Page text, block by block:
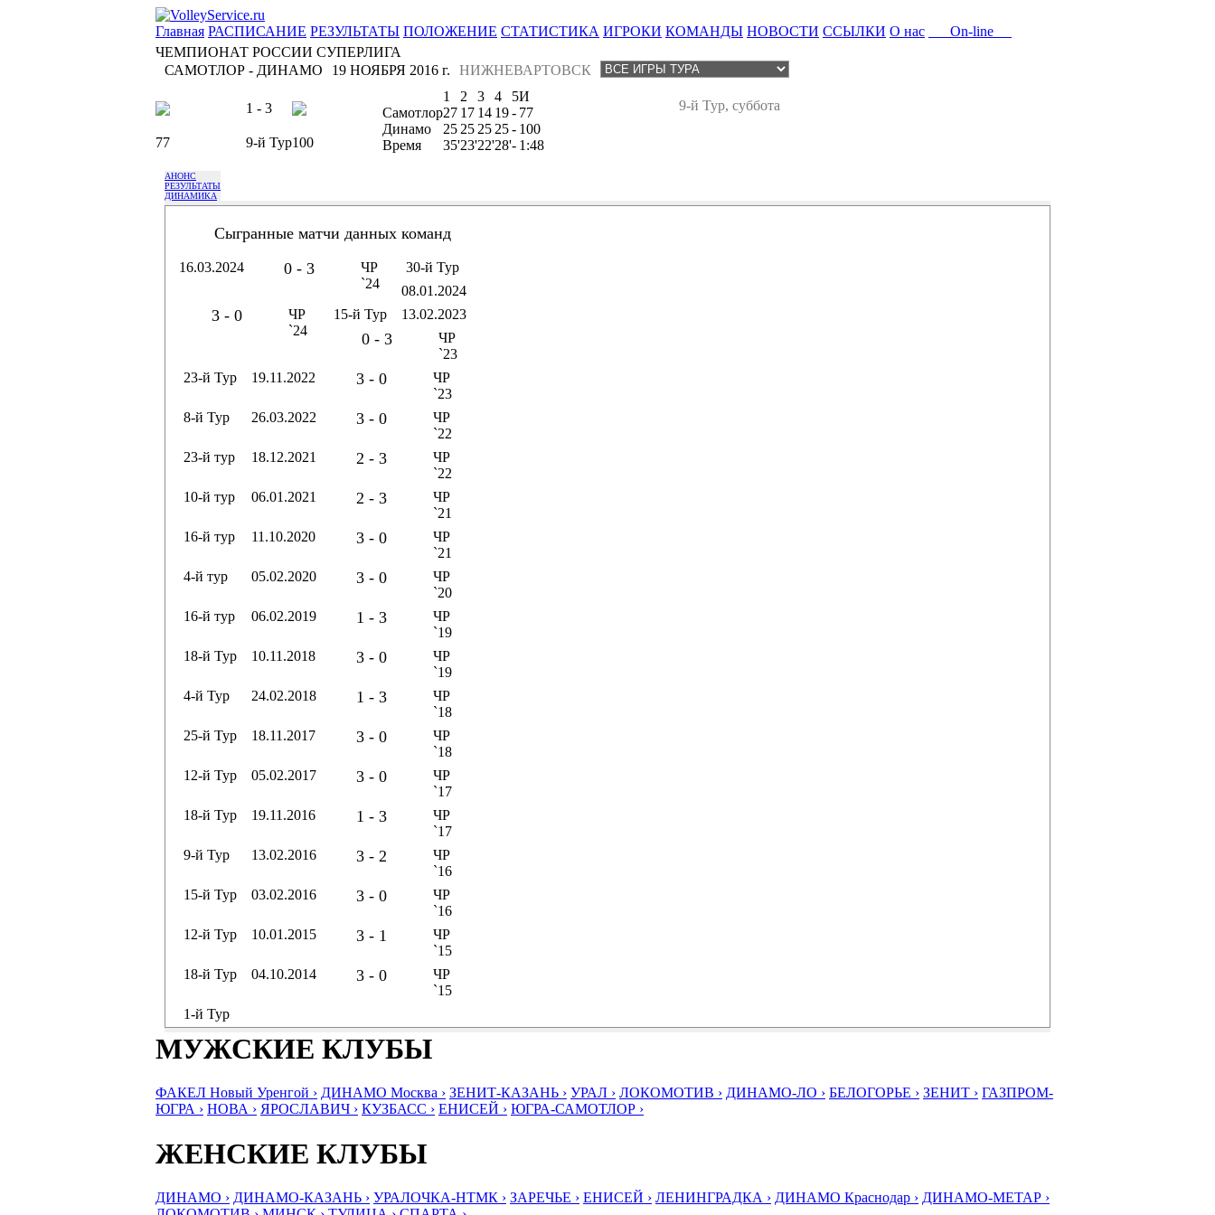
Главная РАСПИСАНИЕ РЕЗУЛЬТАТЫ ПОЛОЖЕНИЕ СТАТИСТИКА ИГРОКИ КОМАНДЫ НОВОСТИ ССЫЛКИ О нас
On-line
ЧЕМПИОНАТ РОССИИ СУПЕРЛИГА
САМОТЛОР - ДИНАМО
НИЖНЕВАРТОВСК
19 НОЯБРЯ 2016 г.
1 - 3
77 9-й Тур100
9-й Тур, суббота
1 2 3 4 5И
Самотлор27 17 14 19- 77
Динамо
25 25 25 25- 100
Время
35'23'22'28'- 1:48
АНОНС
РЕЗУЛЬТАТЫ
ДИНАМИКА
Сыгранные матчи данных команд
16.03.2024 0 - 3
ЧР
`24
30-й Тур
08.01.2024
3 - 0
ЧР
`24
15-й Тур 13.02.2023
0 - 3
ЧР
`23
23-й Тур
19.11.2022 3 - 0
ЧР
`23
8-й Тур
26.03.2022 3 - 0
ЧР
`22
23-й тур
18.12.2021 2 - 3
ЧР
`22
10-й тур
06.01.2021 2 - 3
ЧР
`21
16-й тур
11.10.2020 3 - 0
ЧР
`21
4-й тур
05.02.2020 3 - 0
ЧР
`20
16-й тур
06.02.2019 1 - 3
ЧР
`19
18-й Тур
10.11.2018 3 - 0
ЧР
`19
4-й Тур
24.02.2018 1 - 3
ЧР
`18
25-й Тур
18.11.2017 3 - 0
ЧР
`18
12-й Тур
05.02.2017 3 - 0
ЧР
`17
18-й Тур
19.11.2016 1 - 3
ЧР
`17
9-й Тур
13.02.2016 3 - 2
ЧР
`16
15-й Тур
03.02.2016 3 - 0
ЧР
`16
12-й Тур
10.01.2015 3 - 1
ЧР
`15
18-й Тур
04.10.2014 3 - 0
ЧР
`15
1-й Тур
МУЖСКИЕ КЛУБЫ
ФАКЕЛ Новый Уренгой › ДИНАМО Москва › ЗЕНИТ-КАЗАНЬ › УРАЛ › ЛОКОМОТИВ › ДИНАМО-ЛО › БЕЛОГОРЬЕ › ЗЕНИТ › ГАЗПРОМ-
ЮГРА › НОВА › ЯРОСЛАВИЧ › КУЗБАСС › ЕНИСЕЙ › ЮГРА-САМОТЛОР ›
ЖЕНСКИЕ КЛУБЫ
ДИНАМО › ДИНАМО-КАЗАНЬ › УРАЛОЧКА-НТМК › ЗАРЕЧЬЕ › ЕНИСЕЙ › ЛЕНИНГРАДКА › ДИНАМО Краснодар › ДИНАМО-МЕТАР ›